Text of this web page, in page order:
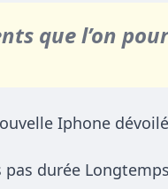
que l’on
Iphone
pas durée